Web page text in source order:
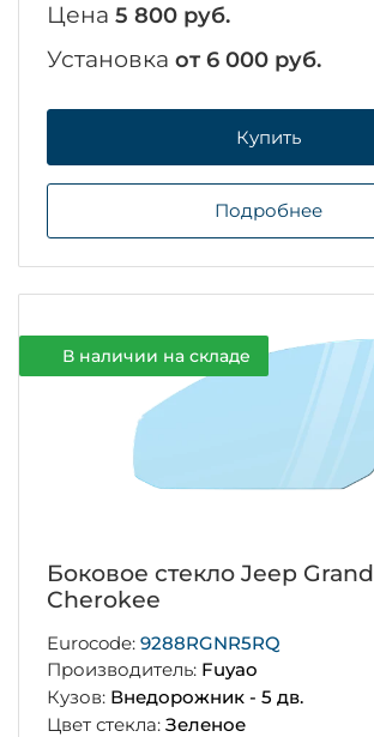
Цена 5 800 руб.
Установка от 6 000 руб.
Купить
Подробнее
В наличии на складе
Боковое стекло Jeep Grand
Cherokee
Eurocode: 9288RGNR5RQ
Производитель: Fuyao
Кузов: Внедорожник - 5 дв.
Цвет стекла: Зеленое